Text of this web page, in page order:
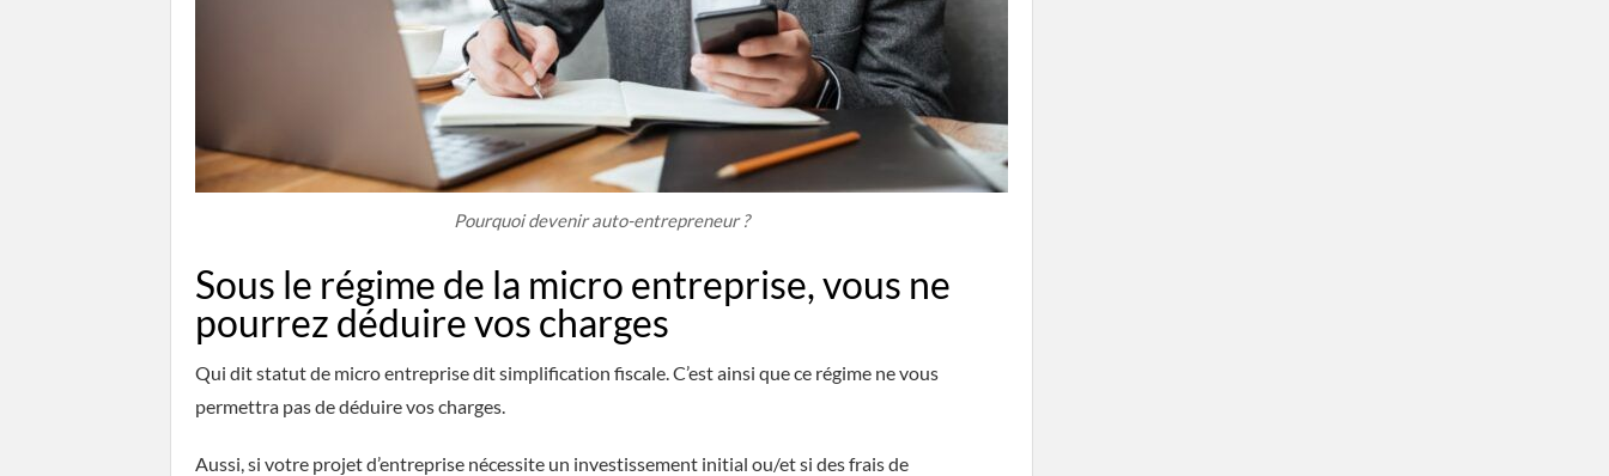
Pourquoi devenir auto-entrepreneur ?
Sous le régime de la micro entreprise, vous ne
pourrez déduire vos charges
Qui dit statut de micro entreprise dit simplification fiscale. C’est ainsi que ce régime ne vous
permettra pas de déduire vos charges.
Aussi, si votre projet d’entreprise nécessite un investissement initial ou/et si des frais de